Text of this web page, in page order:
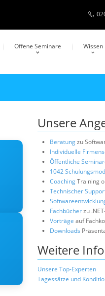
Offene Seminare Wissen
Unsere
Beratungzu
Individuelle
Öffentliche
1042
CoachingTraining
Technischer
Fachbücherzu
Vorträge auf
Downloads
Weitere
Unsere Top-Experten
Tagessätze und